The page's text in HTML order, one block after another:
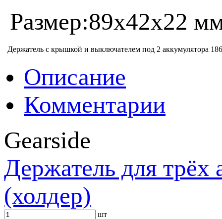
Размер:89х42х22
Держатель с крышкой и выключателем под 2 аккумулятора
Описание
Комментарии
Gearside
Держатель для трёх
(холдер)
шт